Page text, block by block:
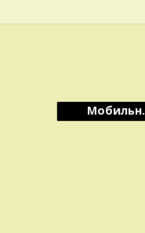
Мобильн.